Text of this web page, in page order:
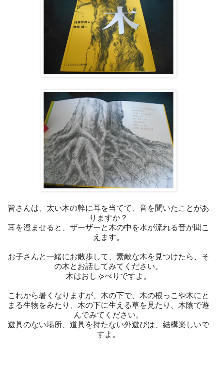
皆さんは、太い木の幹に耳を当てて、音を聞いたことがあ
りますか？
耳を澄ませると、ザーザーと木の中を水が流れる音が聞こ
えます。
お子さんと一緒にお散歩して、素敵な木を見つけたら、そ
の木とお話してみてください。
木はおしゃべりですよ。
これから暑くなりますが、木の下で、木の根っこや木にと
まる生物をみたり、木の下に生える草を見たり、木陰で遊
んでみてください。
遊具のない場所、道具を持たない外遊びは、結構楽しいで
すよ。